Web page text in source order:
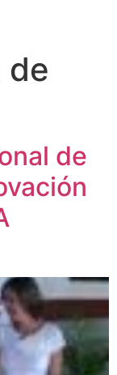
de
de